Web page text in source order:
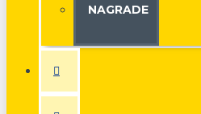
NAGRADE